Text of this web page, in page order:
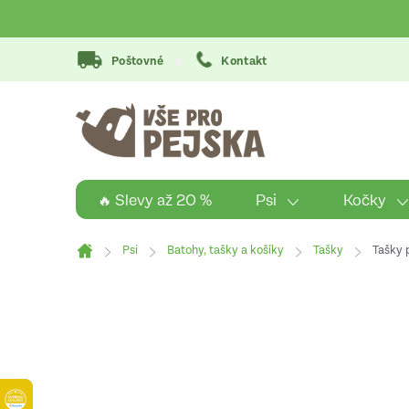
na
Poštovné Kontakt
🔥 Slevy až 20 % Psi Kočky
Domů
Psi Batohy, tašky a košíky Tašky Tašky